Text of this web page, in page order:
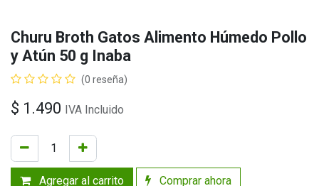
Churu Broth Gatos Alimento Húmedo Pollo
y Atún 50 g Inaba
(0 reseña)
$ 1.490 IVA Incluido
Agregar al carrito Comprar ahora